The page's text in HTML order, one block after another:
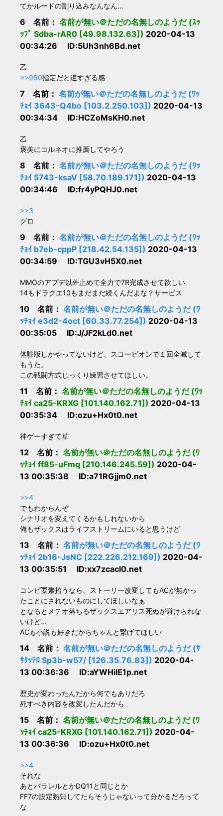
てかルードの割り込みなんなん…
6 名前： 名前が無い＠ただの名無しのようだ (ｽｯ
ｯﾌﾟ Sdba-rAR0 [49.98.132.63]) 2020-04-13
00:34:26 ID:5Uh3nh6Bd.net
乙
>>950指定だと遅すぎる感
7 名前： 名前が無い＠ただの名無しのようだ (ﾜｯ
ﾁｮｲ 3643-Q4bo [103.2.250.103]) 2020-04-13
00:34:34 ID:HCZoMsKH0.net
乙
褒美にコルネオに推薦してやろう
8 名前： 名前が無い＠ただの名無しのようだ (ﾜｯ
ﾁｮｲ 5743-ksaV [58.70.189.171]) 2020-04-13
00:34:46 ID:fr4yPQHJ0.net
>>3
グロ
9 名前： 名前が無い＠ただの名無しのようだ (ﾜｯ
ﾁｮｲ b7eb-cppP [218.42.54.135]) 2020-04-13
00:34:59 ID:TGU3vH5X0.net
MMOのアプデ以外止めて全力で7R完成させて欲しい
14もドラクエ10もまだまだ続くんだよな？サービス
10 名前： 名前が無い＠ただの名無しのようだ (ﾜ
ｯﾁｮｲ e3d2-4oct [60.33.77.254]) 2020-04-13
00:35:05 ID:J/JF2kLd0.net
体験版しかやってないけど、スコーピオンで１回全滅して
もうた。
この戦闘方式じっくり練習させてほしい。
11 名前： 名前が無い＠ただの名無しのようだ (ﾜｯ
ﾁｮｲ ca25-KRXG [101.140.162.71]) 2020-04-13
00:35:34 ID:ozu+Hx0t0.net
神ゲーすぎて草
12 名前： 名前が無い＠ただの名無しのようだ (ﾜ
ｯﾁｮｲ ff85-uFmq [210.146.245.59]) 2020-04-
13 00:35:38 ID:a71RGjjm0.net
>>4
でもわからんぞ
シナリオを変えてくるかもしれないから
俺もザックスはライフストリームにいると思うけど
13 名前： 名前が無い＠ただの名無しのようだ (ﾜ
ｯﾁｮｲ 2b16-JsNC [222.226.212.169]) 2020-04-
13 00:35:51 ID:xx7zcacl0.net
コンピ要素拾うなら、ストーリー改変してもACが無かっ
たことにされないものにしてほしいなぁ
となるとメテオ落ちるザックスエアリス死ぬが避けられな
いけど…
ACも小説も好きだからちゃんと繋げてほしい
14 名前： 名前が無い＠ただの名無しのようだ (ｻ
ｻｸｯﾃﾛ Sp3b-w57/ [126.35.76.83]) 2020-04-
13 00:36:36 ID:aYWHiIE1p.net
歴史が変わったんだから何でもありだろ
死すべき内容を改変したんだから
15 名前： 名前が無い＠ただの名無しのようだ (ﾜ
ｯﾁｮｲ ca25-KRXG [101.140.162.71]) 2020-04-
13 00:36:36 ID:ozu+Hx0t0.net
>>4
それな
あとパラレルとかDQ11と同じとか
FF7の設定熟知してたらそうじゃないって分かるだろって
な